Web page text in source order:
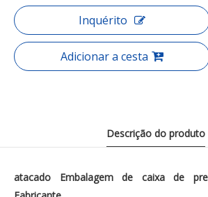
Inquérito
Adicionar a cesta
Descrição do produto
atacado Embalagem de caixa de